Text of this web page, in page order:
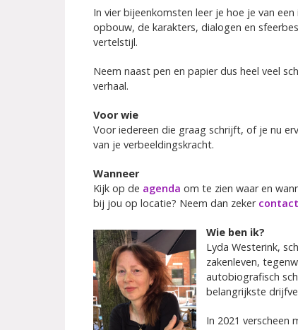
In vier bijeenkomsten leer je hoe je van
opbouw, de karakters, dialogen en
vertelstijl.
Neem naast pen en papier dus heel veel
verhaal.
Voor wie
Voor iedereen die graag schrijft, of je nu
van je verbeeldingskracht.
Wanneer
Kijk op de agenda om te zien waar en
bij jou op locatie? Neem dan zeker contact
Wie ben ik?
Lyda Westerink,
zakenleven,
autobiografisch
belangrijkste
In 2021 verscheen